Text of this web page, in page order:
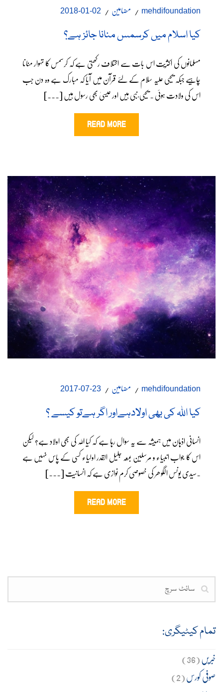
mehdifoundation مضامین 02-01-2018
کیا اسلام میں کرسمس منانا جائز ہے؟
مسلمانوں کی اکثریت اس بات سے اختلاف رکھتی ہے کہ کرسمس کا تہوار منانا
چاہیے جبکہ یحیی علیہ سلام کے لئے قرآن میں آیا کہ مبارک ہے وہ دن جب
اس کی ولادت ہوئی ۔ یحیی ؑ نبی ہیں اور عیسیٰ بھی رسول ہیں [...]
READ MORE
mehdifoundation مضامین 23-07-2017
کیا اللہ کی بھی اولادہےاور اگر ہےتو کیسے ؟
انسانی اذہان میں ہمیشہ سے یہ سوال رہا ہے کہ کیا اللہ کی بھی اولاد ہے؟ لیکن
اس کا جواب انبیاء و مرسلین بمعہ جلیل القدر اولیاء کسی کے پاس نہیں ہے
۔سیدی یونس الگوھر کی خصوصی کرم نوازی ہے کہ انسانیت [...]
READ MORE
تمام کیٹیگری:
خبریں(36)
صوفی کورس(2)